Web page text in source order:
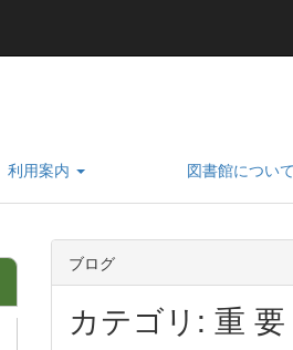
利用案内 図書館について
ブログ
カテゴリ: 重 要